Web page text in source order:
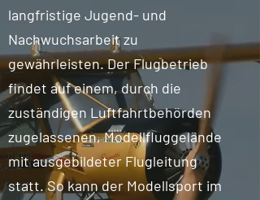
langfristige Jugend- und
Nachwuchsarbeit zu
gewährleisten. Der Flugbetrieb
findet auf einem, durch die
zuständigen Luftfahrtbehörden
zugelassenen, Modellfluggelände
mit ausgebildeter Flugleitung
statt. So kann der Modellsport im